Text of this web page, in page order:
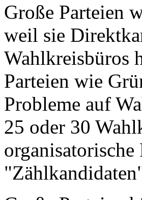
Große Parteien
weil sie
Wahlkreisbüros
Parteien wie
Probleme auf
25 oder 30